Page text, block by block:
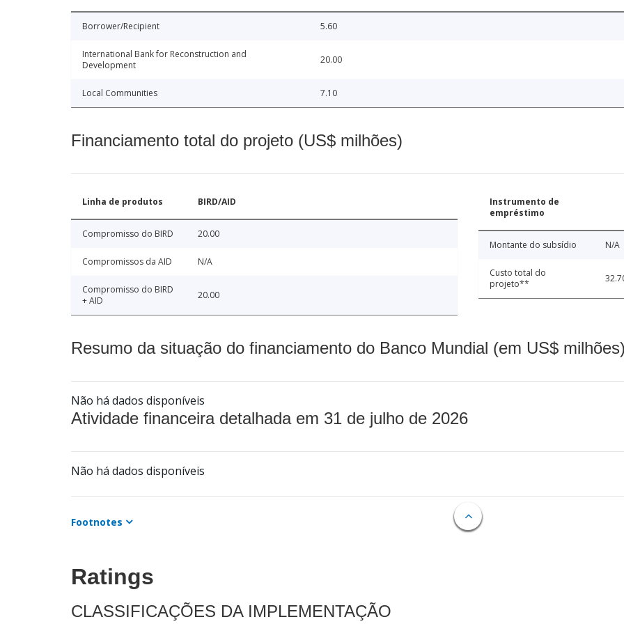
Borrower/Recipient 5.60
International Bank for Reconstruction and
Development
20.00
Local Communities 7.10
Financiamento total do projeto (US$ milhões)
Linha de produtos BIRD/AID
Compromisso do BIRD 20.00
Compromissos da AID N/A
Compromisso do BIRD
+ AID
20.00
Instrumento de
empréstimo
Montante do subsídio N/A
Custo total do
projeto**
Resumo da situação do financiamento do Banco Mundial (em US$
Não há dados disponíveis
Atividade financeira detalhada em 31 de julho de 2026
Não há dados disponíveis
Footnotes
Ratings
CLASSIFICAÇÕES DA IMPLEMENTAÇÃO